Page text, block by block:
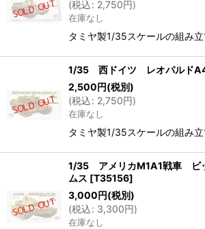
(税込: 2,750円)
在庫なし
タミヤ製1/35スケールの組み立
1/35 西ドイツ レオパルド
2,500円(税別)
(税込: 2,750円)
在庫なし
タミヤ製1/35スケールの組み立
1/35 アメリカM1A1戦車 ビ
ムス [T35156]
3,000円(税別)
(税込: 3,300円)
在庫なし